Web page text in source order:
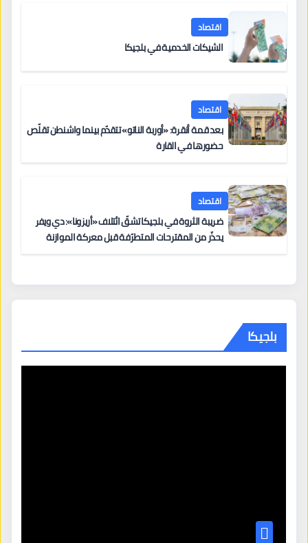
اقتصاد
الشيكات الخدمية في بلجيكا
اقتصاد
بعد قمة أنقرة: «أوربة الناتو» تتقدّم بينما واشنطن تقلّص
حضورها في القارة
اقتصاد
ضريبة الثروة في بلجيكا تشقّ ائتلاف «أريزونا»: دي ويفر
يحذّر من المقترحات المتطرّفة قبل معركة الموازنة
بلجيكا